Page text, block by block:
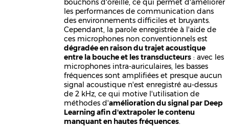
bouchons d'oreille, ce qui permet d'améliorer
les performances de communication dans
des environnements difficiles et bruyants.
Cependant, la parole enregistrée à l'aide de
ces microphones non conventionnels est
dégradée en raison du trajet acoustique
entre la bouche et les transducteurs : avec les
microphones intra-auriculaires, les basses
fréquences sont amplifiées et presque aucun
signal acoustique n'est enregistré au-dessus
de 2 kHz, ce qui motive l'utilisation de
méthodes d'amélioration du signal par Deep
Learning afin d'extrapoler le contenu
manquant en hautes fréquences.